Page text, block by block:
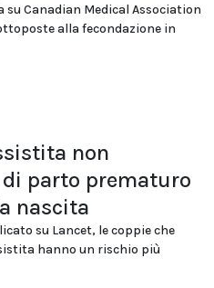
Canadian Medical Association
alla fecondazione in
non
parto prematuro
nascita
su Lancet, le coppie che
hanno un rischio più